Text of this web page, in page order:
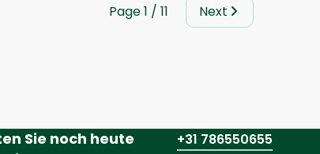
Page 1 / 11 Next
Sie noch heute
+31 786550655